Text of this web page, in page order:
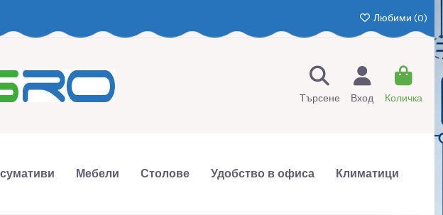
Любими (0)
Търсене Вход Количка
Мебели Столове Удобство в офиса Климатици